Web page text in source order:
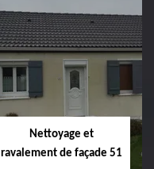
Changement de
velux 51
Nettoyage et
ravalement de façade 51